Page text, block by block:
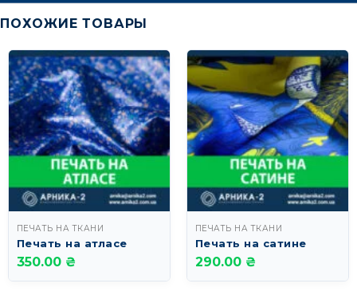
ПОХОЖИЕ ТОВАРЫ
ПЕЧАТЬ НА ТКАНИ
Печать на атласе
350.00 ₴
ПЕЧАТЬ НА ТКАНИ
Печать на сатине
290.00 ₴